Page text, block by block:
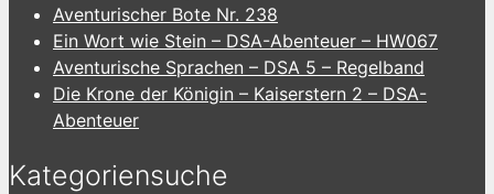
Aventurischer Bote Nr. 238
Ein Wort wie Stein – DSA-Abenteuer – HW067
Aventurische Sprachen – DSA 5 – Regelband
Die Krone der Königin – Kaiserstern 2 – DSA-
Abenteuer
Kategoriensuche